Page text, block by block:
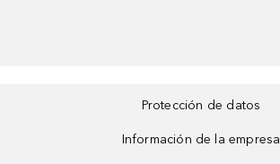
Protección de datos
Información de la empresa